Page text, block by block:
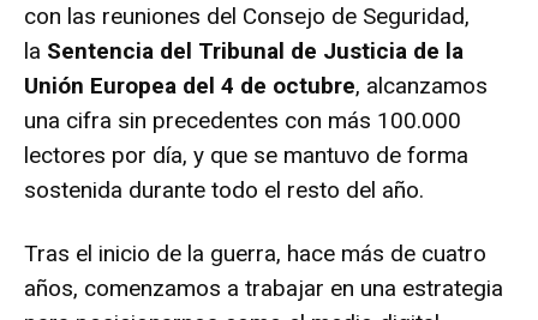
con las reuniones del Consejo de Seguridad,
la Sentencia del Tribunal de Justicia de la
Unión Europea del 4 de octubre, alcanzamos
una cifra sin precedentes con más 100.000
lectores por día, y que se mantuvo de forma
sostenida durante todo el resto del año.
Tras el inicio de la guerra, hace más de cuatro
años, comenzamos a trabajar en una estrategia